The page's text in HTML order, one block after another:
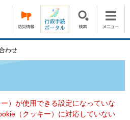
わせ
）が使用できる設定になっていな
（クッキー）に対応していない